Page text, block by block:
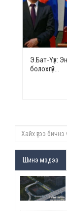
Э.Бат-Үүл:
болохгүй…
Шинэ мэдээ